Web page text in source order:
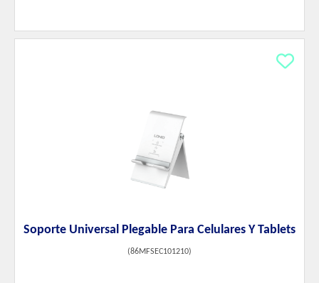
Soporte Universal Plegable Para Celulares Y Tablets
(86MFSEC101210)